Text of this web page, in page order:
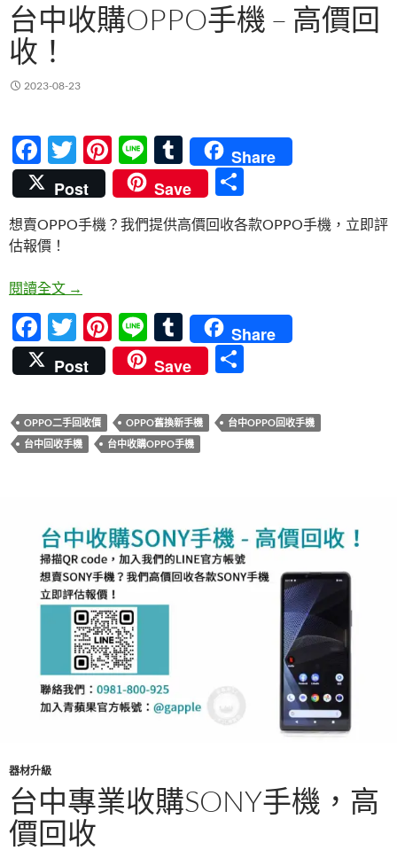
台中收購OPPO手機 – 高價回
收！
2023-08-23
F
ac
e
b
o
o
k
T
w
itt
er
Pi
nt
er
es
Li
n
e
T
u
m
bl
Share
Post
Save
享
想賣OPPO手機？我們提供高價回收各款OPPO手機，立即評
估報價！
閱讀全文 台中收購OPPO手機 – 高價回收！
→
F
ac
e
b
o
T
w
itt
er
Pi
nt
er
es
t
Li
n
e
T
u
m
bl
r
Share
Post
Save
OPPO二手回收價 OPPO舊換新手機
台中OPPO回收手機
台中回收手機
台中收購OPPO手機
器材升級
台中專業收購SONY手機，高
價回收